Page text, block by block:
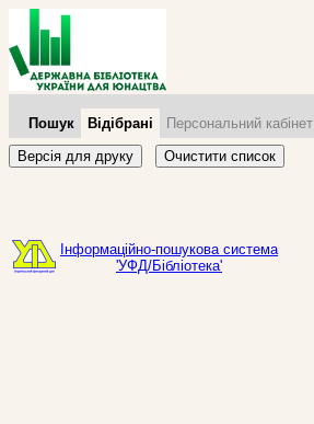
Пошук Відібрані
Персональний кабінет
Версія для друку
Очистити список
Інформаційно-пошукова система
'УФД/Бібліотека'